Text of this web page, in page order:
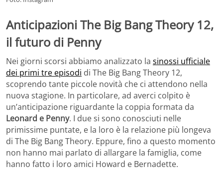
Anticipazioni The Big Bang Theory 12,
il futuro di Penny
Nei giorni scorsi abbiamo analizzato la sinossi ufficiale
dei primi tre episodi di The Big Bang Theory 12,
scoprendo tante piccole novità che ci attendono nella
nuova stagione. In particolare, ad averci colpito è
un’anticipazione riguardante la coppia formata da
Leonard e Penny. I due si sono conosciuti nelle
primissime puntate, e la loro è la relazione più longeva
di The Big Bang Theory. Eppure, fino a questo momento
non hanno mai parlato di allargare la famiglia, come
hanno fatto i loro amici Howard e Bernadette.